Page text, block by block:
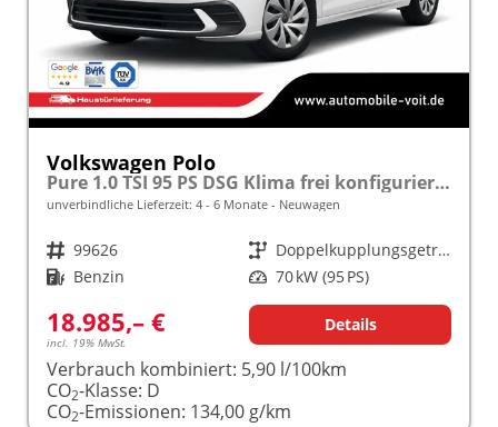
Volkswagen Polo
Pure 1.0 TSI 95 PS DSG Klima frei konfigurierbar!
unverbindliche Lieferzeit: 4 - 6 Monate Neuwagen
Fahrzeugnr. 99626 Getriebe
Doppelkupplungsgetriebe (DSG)
Kraftstoff Benzin Leistung 70 kW (95 PS)
18.985,– €
incl. 19% MwSt.
Details
Verbrauch kombiniert: 5,90 l/100km
CO2-Klasse: D
CO2-Emissionen: 134,00 g/km